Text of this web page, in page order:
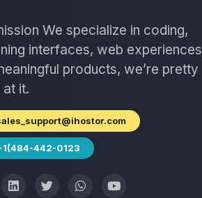
We specialize in coding,
interfaces, web experiences
products, we’re pretty
it.
442-0123